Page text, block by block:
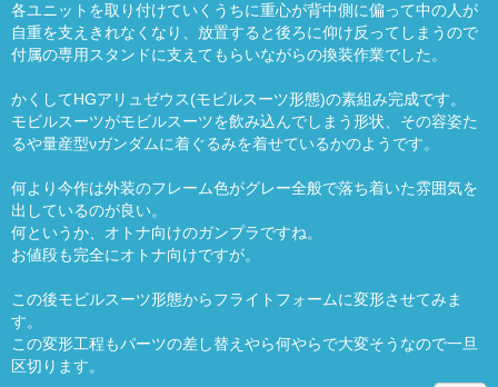
各ユニットを取り付けていくうちに重心が背中側に偏って中の人が
自重を支えきれなくなり、放置すると後ろに仰け反ってしまうので
付属の専用スタンドに支えてもらいながらの換装作業でした。
かくしてHGアリュゼウス(モビルスーツ形態)の素組み完成です。
モビルスーツがモビルスーツを飲み込んでしまう形状、その容姿た
るや量産型νガンダムに着ぐるみを着せているかのようです。
何より今作は外装のフレーム色がグレー全般で落ち着いた雰囲気を
出しているのが良い。
何というか、オトナ向けのガンプラですね。
お値段も完全にオトナ向けですが。
この後モビルスーツ形態からフライトフォームに変形させてみま
す。
この変形工程もパーツの差し替えやら何やらで大変そうなので一旦
区切ります。